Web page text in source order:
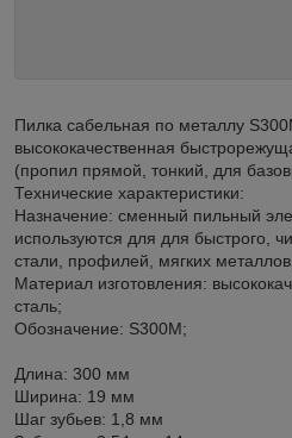
Пилка сабельная по металлу
высококачественная
(пропил прямой, тонкий, для
Технические характеристики:
Назначение: сменный пильный
используются для для быстрого,
стали, профилей, мягких
Материал изготовления:
сталь;
Обозначение: S300M;
Длина: 300 мм
Ширина: 19 мм
Шаг зубьев: 1,8 мм